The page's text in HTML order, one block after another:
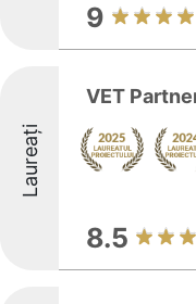
9
Laureați
VET
8.5